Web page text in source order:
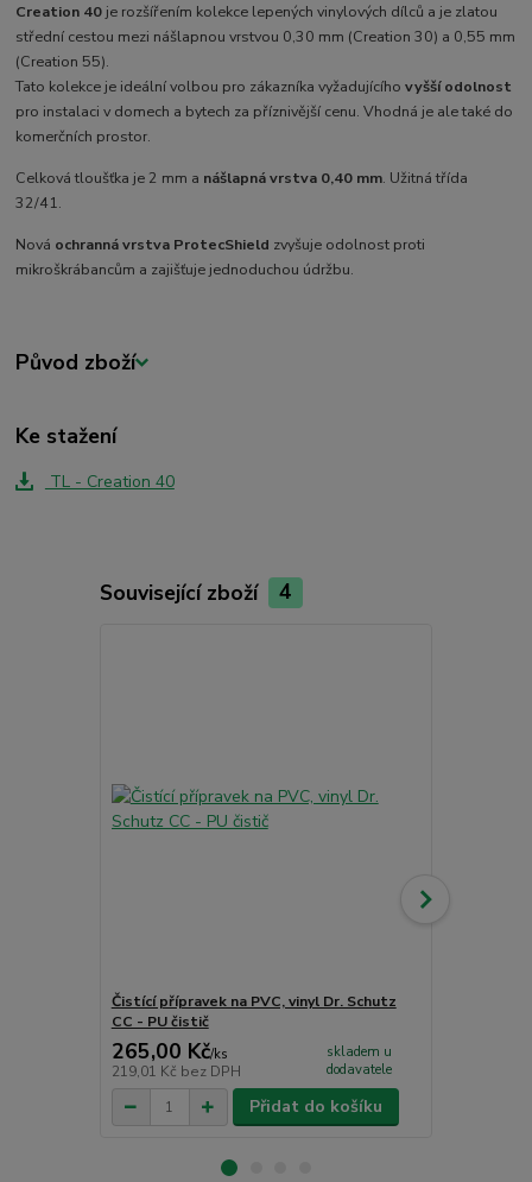
Creation 40 je rozšířením kolekce lepených vinylových dílců a je zlatou
střední cestou mezi nášlapnou vrstvou 0,30 mm (Creation 30) a 0,55 mm
(Creation 55).
Tato kolekce je ideální volbou pro zákazníka vyžadujícíhovyšší odolnost
pro instalaci v domech a bytech za příznivější cenu. Vhodná je ale také do
komerčních prostor.
Celková tloušťka je 2 mm a nášlapná vrstva 0,40 mm. Užitná třída
32/41.
Nová ochranná vrstva ProtecShield zvyšuje odolnost proti
mikroškrábancům a zajišťuje jednoduchou údržbu.
Původ zboží
Ke stažení
TL - Creation 40
Související zboží 4
Čistící přípravek na PVC, vinyl Dr. Schutz
CC - PU čistič
265,00 Kč/ks
219,01 Kč bez DPH
skladem u
dodavatele
Přidat do košíku